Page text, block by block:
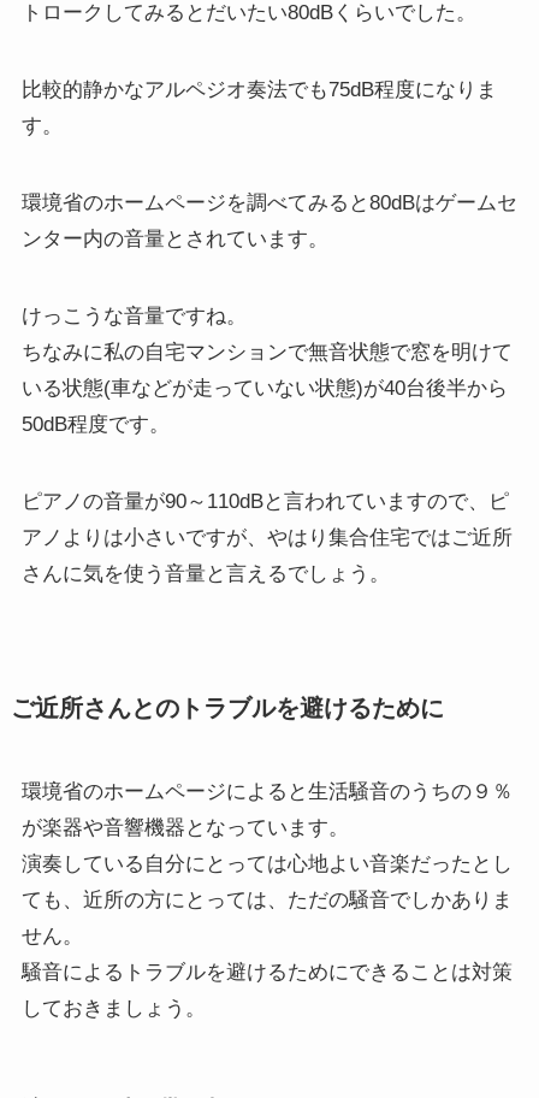
トロークしてみるとだいたい80dBくらいでした。
比較的静かなアルペジオ奏法でも75dB程度になりま
す。
環境省のホームページを調べてみると80dBはゲームセ
ンター内の音量とされています。
けっこうな音量ですね。
ちなみに私の自宅マンションで無音状態で窓を明けて
いる状態(車などが走っていない状態)が40台後半から
50dB程度です。
ピアノの音量が90～110dBと言われていますので、ピ
アノよりは小さいですが、やはり集合住宅ではご近所
さんに気を使う音量と言えるでしょう。
ご近所さんとのトラブルを避けるために
環境省のホームページによると生活騒音のうちの９％
が楽器や音響機器となっています。
演奏している自分にとっては心地よい音楽だったとし
ても、近所の方にとっては、ただの騒音でしかありま
せん。
騒音によるトラブルを避けるためにできることは対策
しておきましょう。